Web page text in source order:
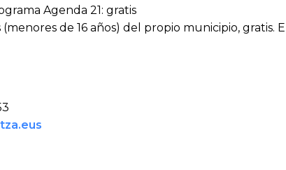
Agenda 21: gratis
de 16 años) del propio municipio, gratis.